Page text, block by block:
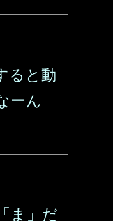
ると動
ーん
ま」だ